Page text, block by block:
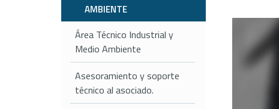
AMBIENTE
Área Técnico Industrial y
Medio Ambiente
Asesoramiento y soporte
técnico al asociado.